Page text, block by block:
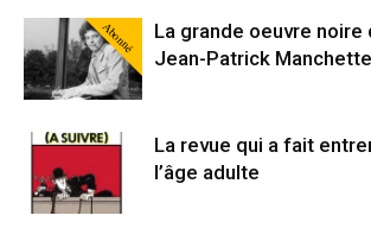
Abonné
La grande oeuvre noire
Jean-Patrick Manchette
La revue qui a fait
l’âge adulte